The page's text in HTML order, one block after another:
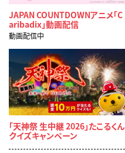
JAPAN COUNTDOWNアニメ「C
aribadix」動画配信
動画配信中
「天神祭 生中継 2026」たこるくん
クイズキャンペーン